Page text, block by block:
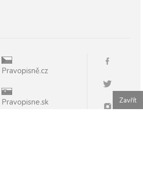
Pravopisně.cz
Pravopisne.sk Zavřít